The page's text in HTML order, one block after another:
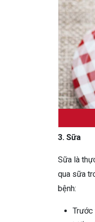
3. Sữa
Sữa là
qua sữa
bệnh:
Trước